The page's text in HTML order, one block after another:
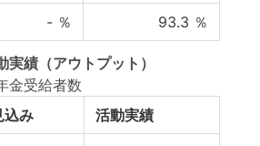
- ％ 93.3 ％
実績 （アウトプット）
金受給者数
込み 活動実績